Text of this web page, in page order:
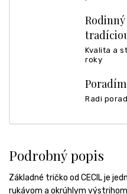
Kvalita a
roky
Radi
Podrobný popis
Základné tričko od CECIL je
rukávom a okrúhlym